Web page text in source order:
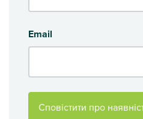
Email
Сповістити про